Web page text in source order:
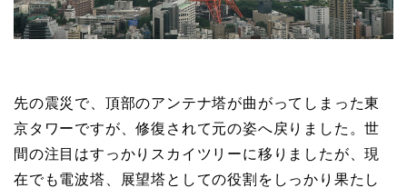
先の震災で、頂部のアンテナ塔が曲がってしまった東
京タワーですが、修復されて元の姿へ戻りました。世
間の注目はすっかりスカイツリーに移りましたが、現
在でも電波塔、展望塔としての役割をしっかり果たし